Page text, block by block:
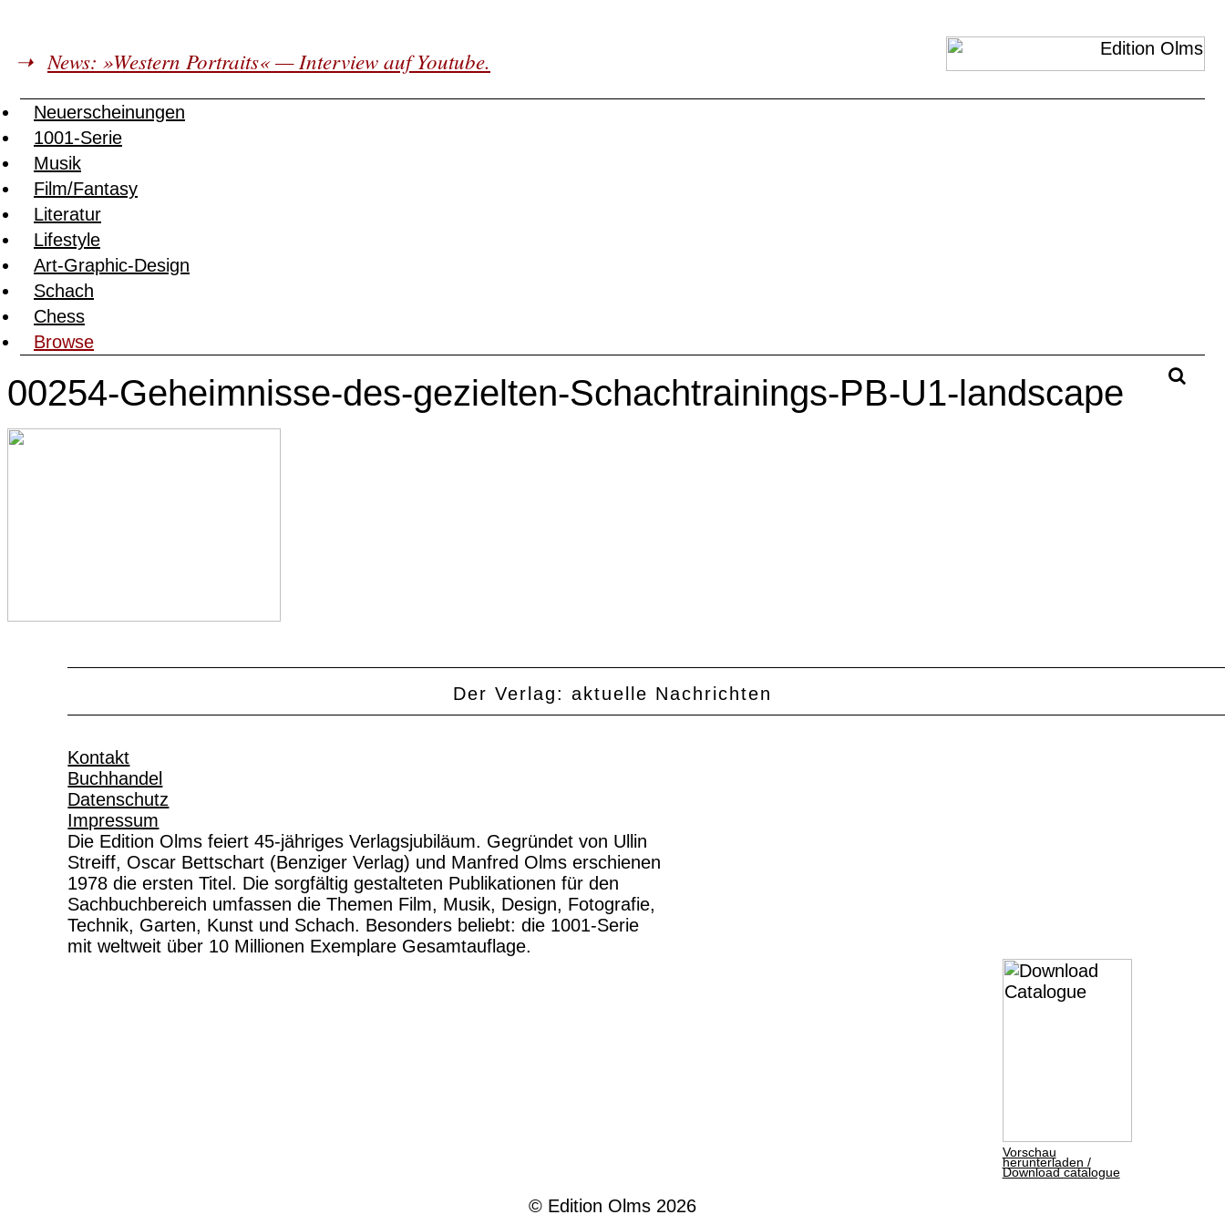
News: »Western Portraits« — Interview auf Youtube.
Neuerscheinungen
1001-Serie
Musik
Film/Fantasy
Literatur
Lifestyle
Art-Graphic-Design
Schach
Chess
Browse
00254-Geheimnisse-des-gezielten-Schachtrainings-PB-U1-landscape
Der Verlag: aktuelle Nachrichten
Kontakt
Buchhandel
Datenschutz
Impressum
Die Edition Olms feiert 45-jähriges Verlagsjubiläum. Gegründet von Ullin
Streiff, Oscar Bettschart (Benziger Verlag) und Manfred Olms erschienen
1978 die ersten Titel. Die sorgfältig gestalteten Publikationen für den
Sachbuchbereich umfassen die Themen Film, Musik, Design, Fotografie,
Technik, Garten, Kunst und Schach. Besonders beliebt: die 1001-Serie
mit weltweit über 10 Millionen Exemplare Gesamtauflage.
Vorschau
herunterladen /
Download catalogue
© Edition Olms 2026